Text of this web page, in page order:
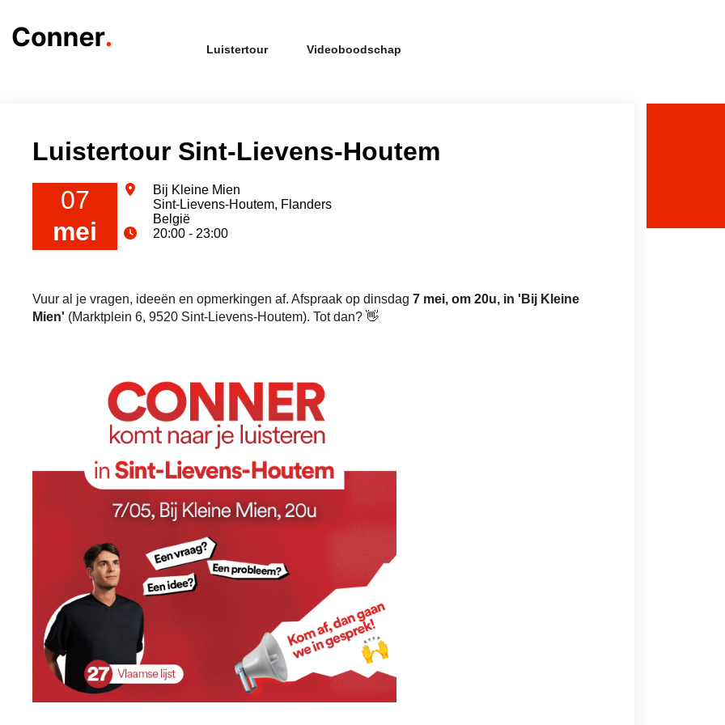
Luistertour Videoboodschap
Luistertour Sint-Lievens-Houtem
07
mei
Bij Kleine Mien
Sint-Lievens-Houtem, Flanders
België
20:00 - 23:00
Vuur al je vragen, ideeën en opmerkingen af. Afspraak op dinsdag 7 mei, om 20u, in 'Bij Kleine
Mien' (Marktplein 6, 9520 Sint-Lievens-Houtem). Tot dan? 👋